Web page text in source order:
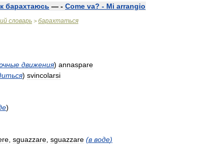
барахтаюсь — - Come va? - Mi arrangio
словарь > барахтаться
движения) annaspare
) svincolarsi
)
sguazzare sguazzare (в воде)